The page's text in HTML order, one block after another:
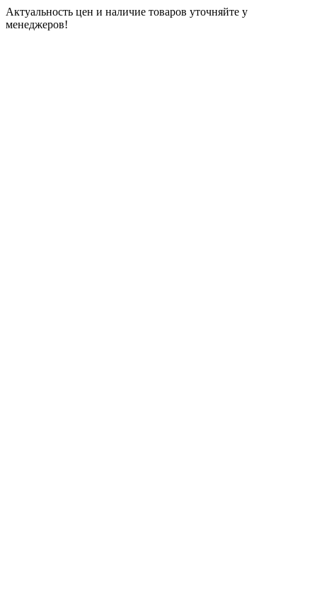
Актуальность цен и наличие товаров уточняйте у
менеджеров!